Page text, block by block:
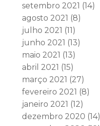
setembro 2021 (14)
agosto 2021 (8)
julho 2021 (11)
junho 2021 (13)
maio 2021 (13)
abril 2021 (15)
março 2021 (27)
fevereiro 2021 (8)
janeiro 2021 (12)
dezembro 2020 (14)